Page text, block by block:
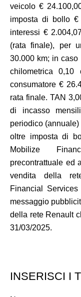
veicolo €
imposta di bollo €
interessi €
(rata finale), per
30.000 km; in
chilometrica 0,10
consumatore €
rata finale. TAN
di incasso
periodico
oltre imposta di
Mobilize
precontrattuale ed
vendita della
Financial
messaggio
della rete Renault
31/03/2025.
INSERISCI I